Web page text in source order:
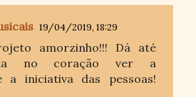
19/04/2019, 18:29
amorzinho!!! Dá até
no coração ver a
a iniciativa das pessoas!